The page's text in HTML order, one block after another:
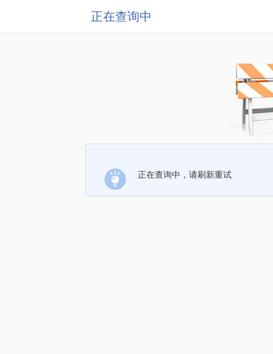
正在查询中
正在查询中，请刷新重试